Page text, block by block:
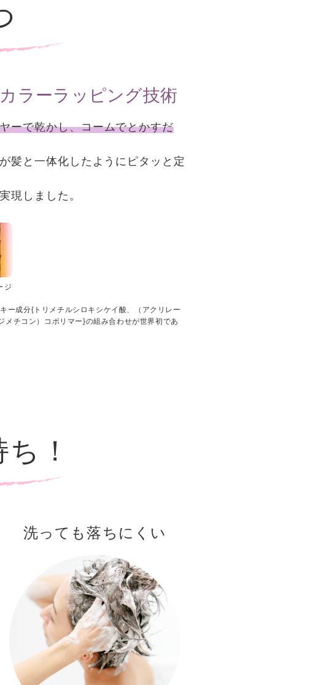
カラーラッピング技術
ーで乾かし、コームでとかすだ
髪と一体化したようにピタッと定
現しました。
ジ
ー成分{トリメチルシロキシケイ酸、（アクリレー
チコン）コポリマー}の組み合わせが世界初であ
！
洗っても落ちにくい